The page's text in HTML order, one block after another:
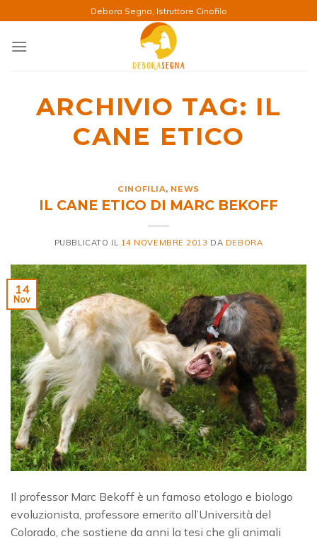
ai
contenuti
Debora Segna, Istruttore Cinofilo
ARCHIVIO TAG: IL
CANE ETICO
CINOFILIA, NEWS
IL CANE ETICO DI MARC BEKOFF
PUBBLICATO IL 14 NOVEMBRE 2013 DA DEBORA
14
Nov
Il professor Marc Bekoff è un famoso etologo e biologo
evoluzionista, professore emerito all’Università del
Colorado, che sostiene da anni la tesi che gli animali